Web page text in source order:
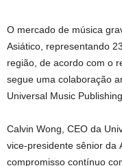
O mercado de música
Asiático, representando
região, de acordo com o
segue uma colaboração
Universal Music
Calvin Wong, CEO da
vice-presidente sênior da
compromisso contínuo